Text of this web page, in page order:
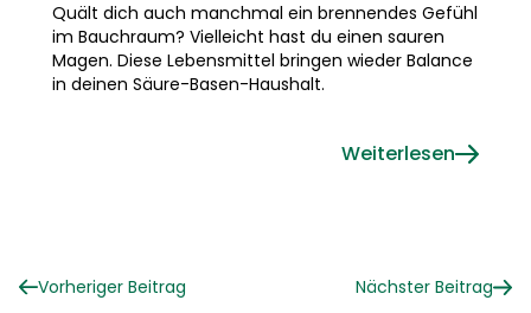
Quält dich auch manchmal ein brennendes Gefühl
im Bauchraum? Vielleicht hast du einen sauren
Magen. Diese Lebensmittel bringen wieder Balance
in deinen Säure-Basen-Haushalt.
Weiterlesen
Vorheriger Beitrag Nächster Beitrag